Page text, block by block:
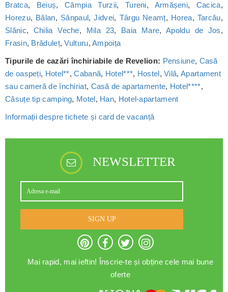
Bratca, Beiuș, Câmpia Turzii, Tureni, Armășeni, Cacica,
Horezu, Bălan, Sânpaul,Jidvei, Târgu Neamț, Horea, Tarcău,
Slănic, Chilia Veche, Mila 23, Baia Mare,Apoldu de Jos,
Frasin, Brăduleț,Vulturu,Ampoița
Tipurile de cazări închiriabile de Revelion: Pensiune, Casă
de oaspeți, Hotel**,Cabană, Hotel***, Hostel,Vilă, Apartament
sau cameră de închiriat, Casă de apartamente, Hotel****,
Căsuțe tip camping, Motel, Han, Hotel-apartament
Informații despre tichete și card de vacanță
NEWSLETTER
SIGN UP
Mai rapid, mai ieftin! Înscrie-te și obține cele mai bune
oferte